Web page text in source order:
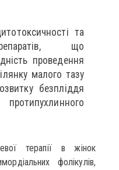
та
що
проведення
малого тазу
безпліддя
терапії в жінок
фолікулів,